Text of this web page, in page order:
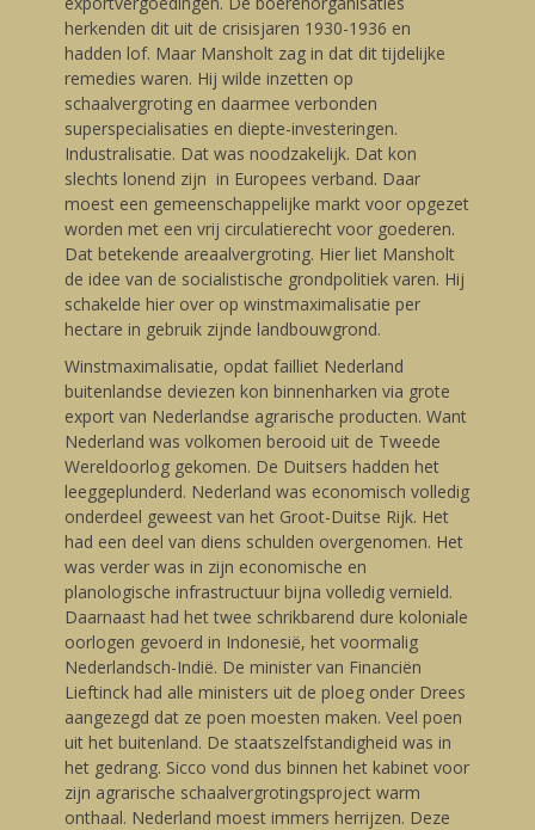
herkenden dit uit de crisisjaren 1930-1936 en
hadden lof. Maar Mansholt zag in dat dit tijdelijke
remedies waren. Hij wilde inzetten op
schaalvergroting en daarmee verbonden
superspecialisaties en diepte-investeringen.
Industralisatie. Dat was noodzakelijk. Dat kon
slechts lonend zijn in Europees verband. Daar
moest een gemeenschappelijke markt voor opgezet
worden met een vrij circulatierecht voor goederen.
Dat betekende areaalvergroting. Hier liet Mansholt
de idee van de socialistische grondpolitiek varen. Hij
schakelde hier over op winstmaximalisatie per
hectare in gebruik zijnde landbouwgrond.
Winstmaximalisatie, opdat failliet Nederland
buitenlandse deviezen kon binnenharken via grote
export van Nederlandse agrarische producten. Want
Nederland was volkomen berooid uit de Tweede
Wereldoorlog gekomen. De Duitsers hadden het
leeggeplunderd. Nederland was economisch volledig
onderdeel geweest van het Groot-Duitse Rijk. Het
had een deel van diens schulden overgenomen. Het
was verder was in zijn economische en
planologische infrastructuur bijna volledig vernield.
Daarnaast had het twee schrikbarend dure koloniale
oorlogen gevoerd in Indonesië, het voormalig
Nederlandsch-Indië. De minister van Financiën
Lieftinck had alle ministers uit de ploeg onder Drees
aangezegd dat ze poen moesten maken. Veel poen
uit het buitenland. De staatszelfstandigheid was in
het gedrang. Sicco vond dus binnen het kabinet voor
zijn agrarische schaalvergrotingsproject warm
onthaal. Nederland moest immers herrijzen. Deze